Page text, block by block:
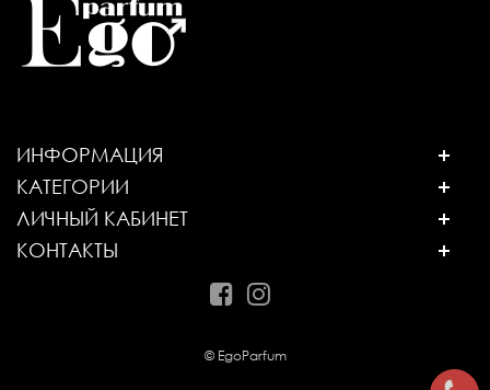
ИНФОРМАЦИЯ
КАТЕГОРИИ
ЛИЧНЫЙ КАБИНЕТ
КОНТАКТЫ
© EgoParfum